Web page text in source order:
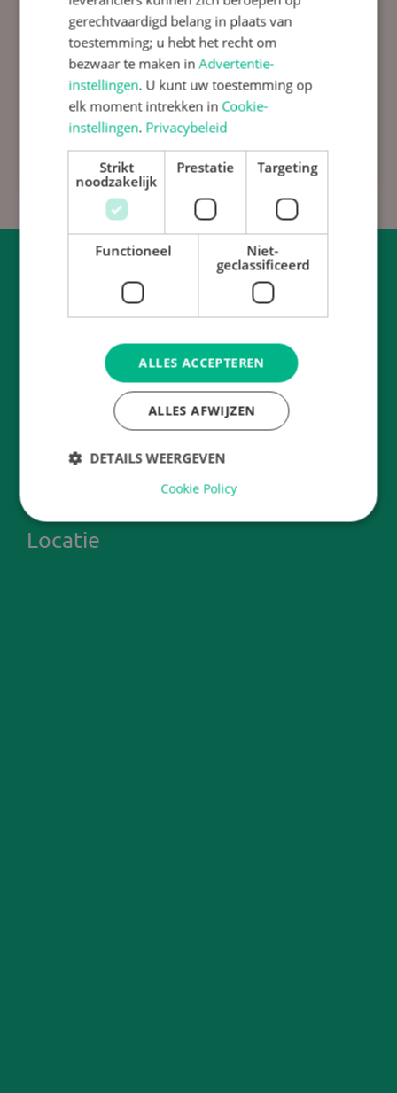
Adresgegevens
Mgr.Huibersschool
Vilniusstraat 2
Haarlem
saranke.pauletta@twijs.nl
Locatie
gerechtvaardigd belang in plaats van
toestemming; u hebt het recht om
bezwaar te maken inAdvertentie-
instellingen. U kunt uw toestemming op
elk moment intrekken in Cookie-
instellingen. Privacybeleid
Strikt
noodzakelijk
Prestatie Targeting
Functioneel
Niet-
geclassificeerd
ALLES ACCEPTEREN
ALLES AFWIJZEN
DETAILS WEERGEVEN
Cookie Policy